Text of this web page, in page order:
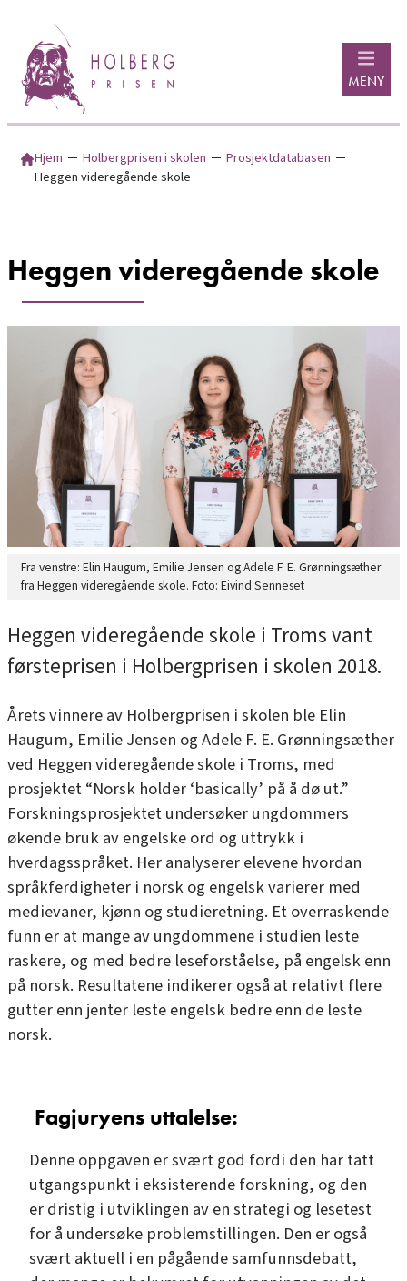
innhold
MENY
Hjem ─ Holbergprisen i skolen ─ Prosjektdatabasen ─
Heggen videregående skole
Heggen videregående skole
Fra venstre: Elin Haugum, Emilie Jensen og Adele F. E. Grønningsæther
fra Heggen videregående skole. Foto: Eivind Senneset
Heggen videregående skole i Troms vant
førsteprisen i Holbergprisen i skolen 2018.
Årets vinnere av Holbergprisen i skolen ble Elin
Haugum, Emilie Jensen og Adele F. E. Grønningsæther
ved Heggen videregående skole i Troms, med
prosjektet“Norsk holder ‘basically’ på å dø ut.”
Forskningsprosjektet undersøker ungdommers
økende bruk av engelske ord og uttrykk i
hverdagsspråket. Her analyserer elevene hvordan
språkferdigheter i norsk og engelsk varierer med
medievaner, kjønn og studieretning. Et overraskende
funn er at mange av ungdommene i studien leste
raskere, og med bedre leseforståelse, på engelsk enn
på norsk. Resultatene indikerer også at relativt flere
gutter enn jenter leste engelsk bedre enn de leste
norsk.
Fagjuryens uttalelse:
Denne oppgaven er svært god fordi den har tatt
utgangspunkt i eksisterende forskning, og den
er dristig i utviklingen av en strategi og lesetest
for å undersøke problemstillingen. Den er også
svært aktuell i en pågående samfunnsdebatt,